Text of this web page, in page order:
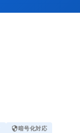
security暗号化対応